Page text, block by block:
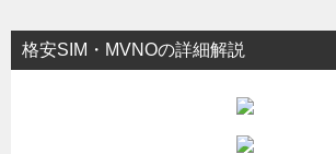
格安SIM・MVNOの詳細解説